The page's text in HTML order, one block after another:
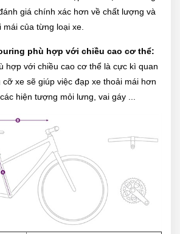
giá chính xác hơn về chất lượng và
của từng loại xe.
phù hợp với chiều cao cơ thể:
hợp với chiều cao cơ thể là cực kì quan
xe sẽ giúp việc đạp xe thoải mái hơn
hiện tượng mỏi lưng, vai gáy ...